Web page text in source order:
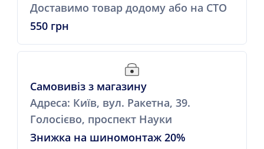
Доставимо товар додому або на СТО
550 грн
Самовивіз з магазину
Адреса: Київ, вул. Ракетна, 39.
Голосієво, проспект Науки
Знижка на шиномонтаж 20%